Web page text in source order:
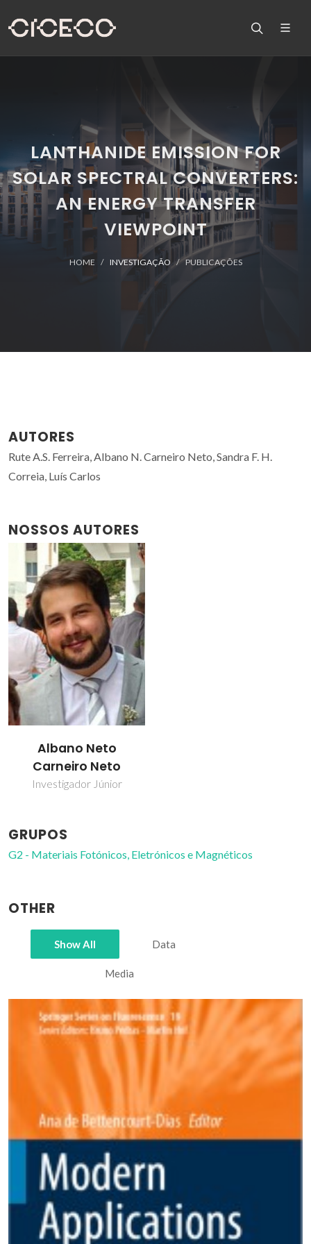
LANTHANIDE EMISSION FOR
SOLAR SPECTRAL CONVERTERS:
AN ENERGY TRANSFER
VIEWPOINT
HOME INVESTIGAÇÃO PUBLICAÇÕES
AUTORES
Rute A.S. Ferreira, Albano N. Carneiro Neto, Sandra F. H.
Correia, Luís Carlos
NOSSOS AUTORES
Albano Neto
Carneiro Neto
Investigador Júnior
GRUPOS
G2 - Materiais Fotónicos, Eletrónicos e Magnéticos
OTHER
Show All Data
Media